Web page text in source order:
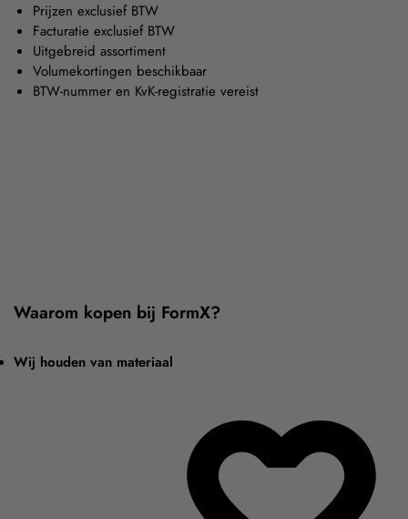
Prijzen exclusief BTW
Facturatie exclusief BTW
Uitgebreid assortiment
Volumekortingen beschikbaar
BTW-nummer en KvK-registratie vereist
Waarom kopen bij FormX?
Wij houden van materiaal